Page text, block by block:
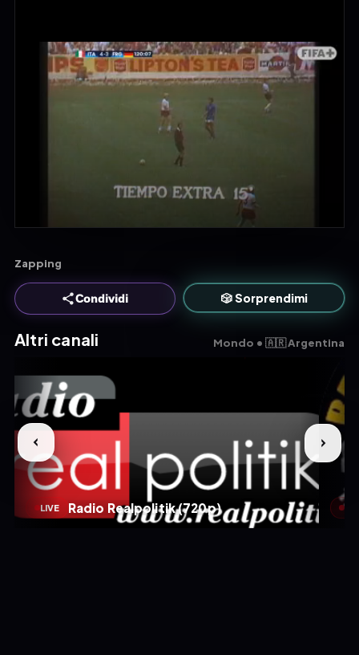
Zapping
Condividi 🎲 Sorprendimi
Altri canali Mondo • 🇦🇷 Argentina
LIVE Radio Realpolitik (720p)